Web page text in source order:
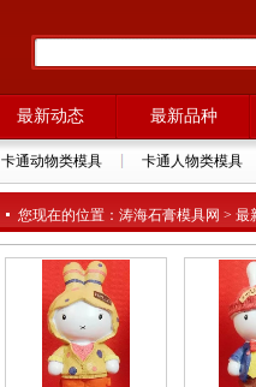
最新动态 最新品种
卡通动物类模具 卡通人物类模具
您现在的位置：涛海石膏模具网 > 最